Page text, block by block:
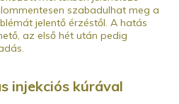
szabadulhat meg a
jelentő érzéstől. A hatás
az első hét után pedig
injekciós kúrával